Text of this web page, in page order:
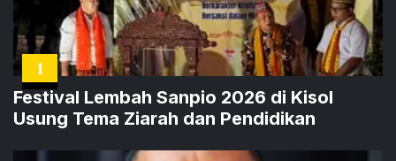
1
Festival Lembah Sanpio 2026 di Kisol
Usung Tema Ziarah dan Pendidikan